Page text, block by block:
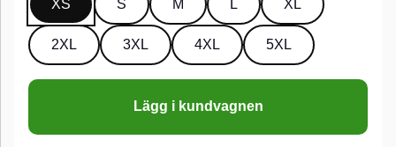
XS S M L XL
2XL 3XL 4XL 5XL
Lägg i kundvagnen